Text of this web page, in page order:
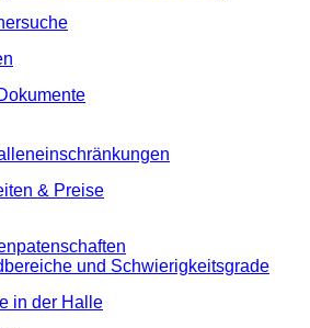
& Preise
und Schwierigkeitsgrade
in der Halle